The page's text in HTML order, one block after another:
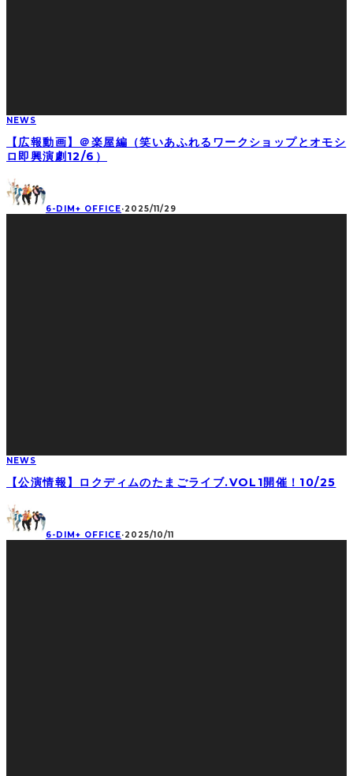
NEWS
【広報動画】＠楽屋編（笑いあふれるワークショップとオモシ
ロ即興演劇12/6）
6-DIM+ OFFICE·2025/11/29
NEWS
【公演情報】ロクディムのたまごライブ.VOL1開催！10/25
6-DIM+ OFFICE·2025/10/11